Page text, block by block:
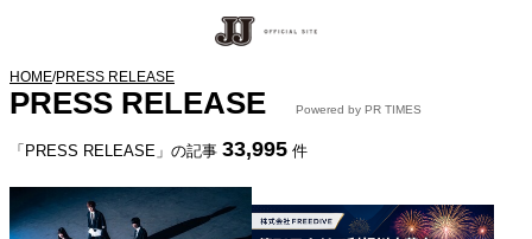
HOME/PRESS RELEASE
PRESS RELEASE Powered by PR TIMES
「PRESS RELEASE」の記事 33,995 件